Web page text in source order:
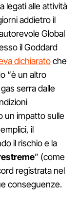
legati alle attività
addietro il
Global
il Goddard
dichiaratoche
“è un altro
serra dalle
un impatto sulle
il
il rischio e la
” (come
registrata nel
conseguenze.